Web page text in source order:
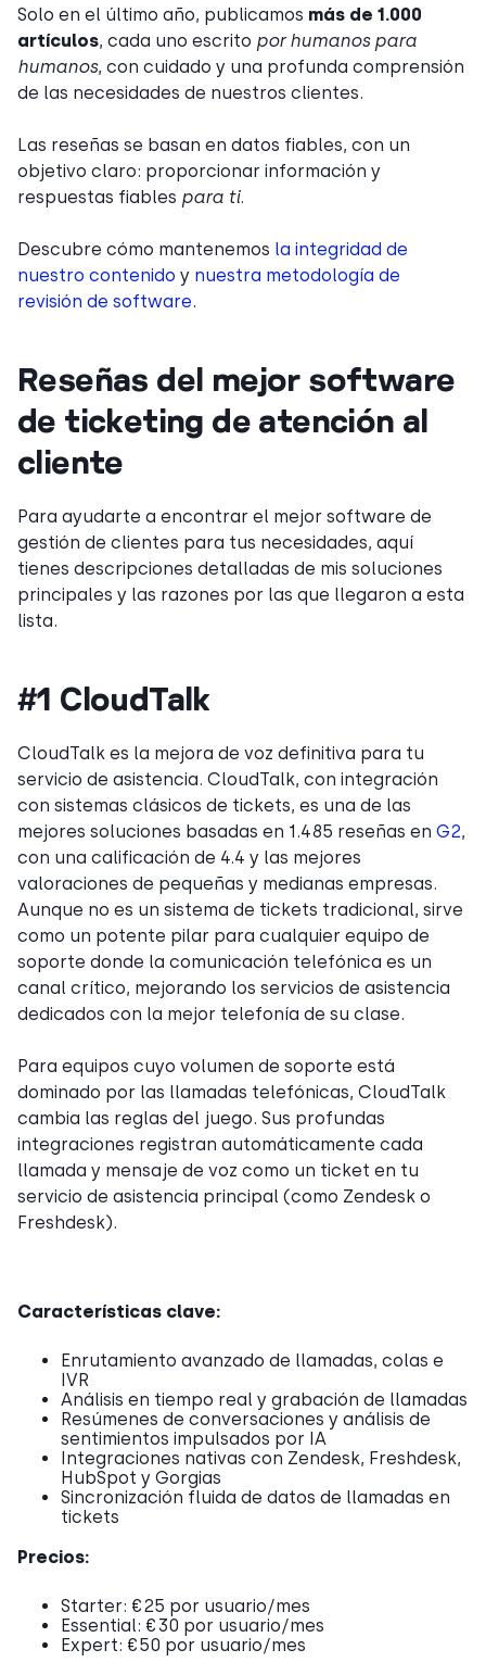
Solo en el último año, publicamos más de 1.000
artículos, cada uno escrito por humanos para
humanos, con cuidado y una profunda comprensión
de las necesidades de nuestros clientes.
Las reseñas se basan en datos fiables, con un
objetivo claro: proporcionar información y
respuestas fiables para ti.
Descubre cómo mantenemos la integridad de
nuestro contenido y nuestra metodología de
revisión de software.
Reseñas del mejor software
de ticketing de atención al
cliente
Para ayudarte a encontrar el mejor software de
gestión de clientes para tus necesidades, aquí
tienes descripciones detalladas de mis soluciones
principales y las razones por las que llegaron a esta
lista.
#1 CloudTalk
CloudTalk es la mejora de voz definitiva para tu
servicio de asistencia. CloudTalk, con integración
con sistemas clásicos de tickets, es una de las
mejores soluciones basadas en 1.485 reseñas en G2,
con una calificación de 4.4 y las mejores
valoraciones de pequeñas y medianas empresas.
Aunque no es un sistema de tickets tradicional, sirve
como un potente pilar para cualquier equipo de
soporte donde la comunicación telefónica es un
canal crítico, mejorando los servicios de asistencia
dedicados con la mejor telefonía de su clase.
Para equipos cuyo volumen de soporte está
dominado por las llamadas telefónicas, CloudTalk
cambia las reglas del juego. Sus profundas
integraciones registran automáticamente cada
llamada y mensaje de voz como un ticket en tu
servicio de asistencia principal (como Zendesk o
Freshdesk).
Características clave:
Enrutamiento avanzado de llamadas, colas e
IVR
Análisis en tiempo real y grabación de llamadas
Resúmenes de conversaciones y análisis de
sentimientos impulsados por IA
Integraciones nativas con Zendesk, Freshdesk,
HubSpot y Gorgias
Sincronización fluida de datos de llamadas en
tickets
Precios:
Starter: €25 por usuario/mes
Essential: €30 por usuario/mes
Expert: €50 por usuario/mes